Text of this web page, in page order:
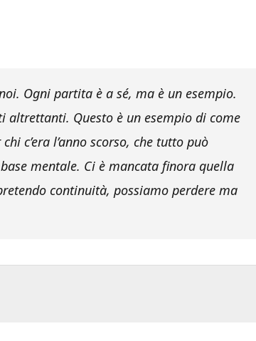
Ogni partita è a sé, ma è un esempio.
altrettanti. Questo è un esempio di come
c’era l’anno scorso, che tutto può
mentale. Ci è mancata finora quella
continuità, possiamo perdere ma